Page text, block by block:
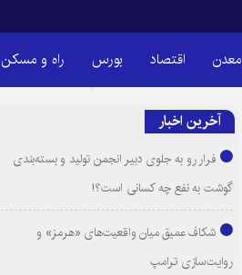
اقتصاد بورس راه و مسکن
آخرین اخبار
فرار رو به جلوی دبیر انجمن تولید و بسته‌بندی
گوشت به نفع چه کسانی است؟!
شکاف عمیق میان واقعیت‌های «هرمز» و
روایت‌سازی ترامپ